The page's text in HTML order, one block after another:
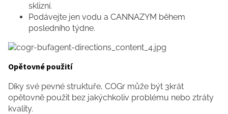
sklizní.
Podávejte jen vodu a CANNAZYM během
posledního týdne.
Opětovné použití
Díky své pevné struktuře, COGr může být 3krát
opětovně použit bez jakýchkoliv problému nebo ztráty
kvality.